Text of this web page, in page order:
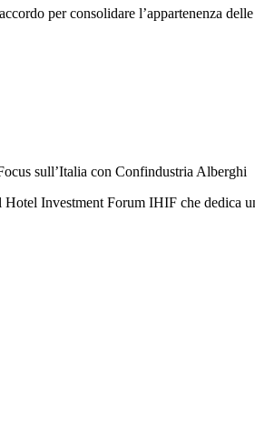
per consolidare l’appartenenza
sull’Italia con Confindustria Alberghi
Investment Forum IHIF che dedica